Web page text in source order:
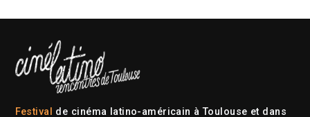
Festival de cinéma latino-américain à Toulouse et dans